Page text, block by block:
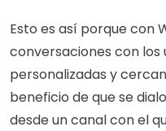
Esto es así porque con
conversaciones con los
personalizadas y
beneficio de que se
desde un canal con el